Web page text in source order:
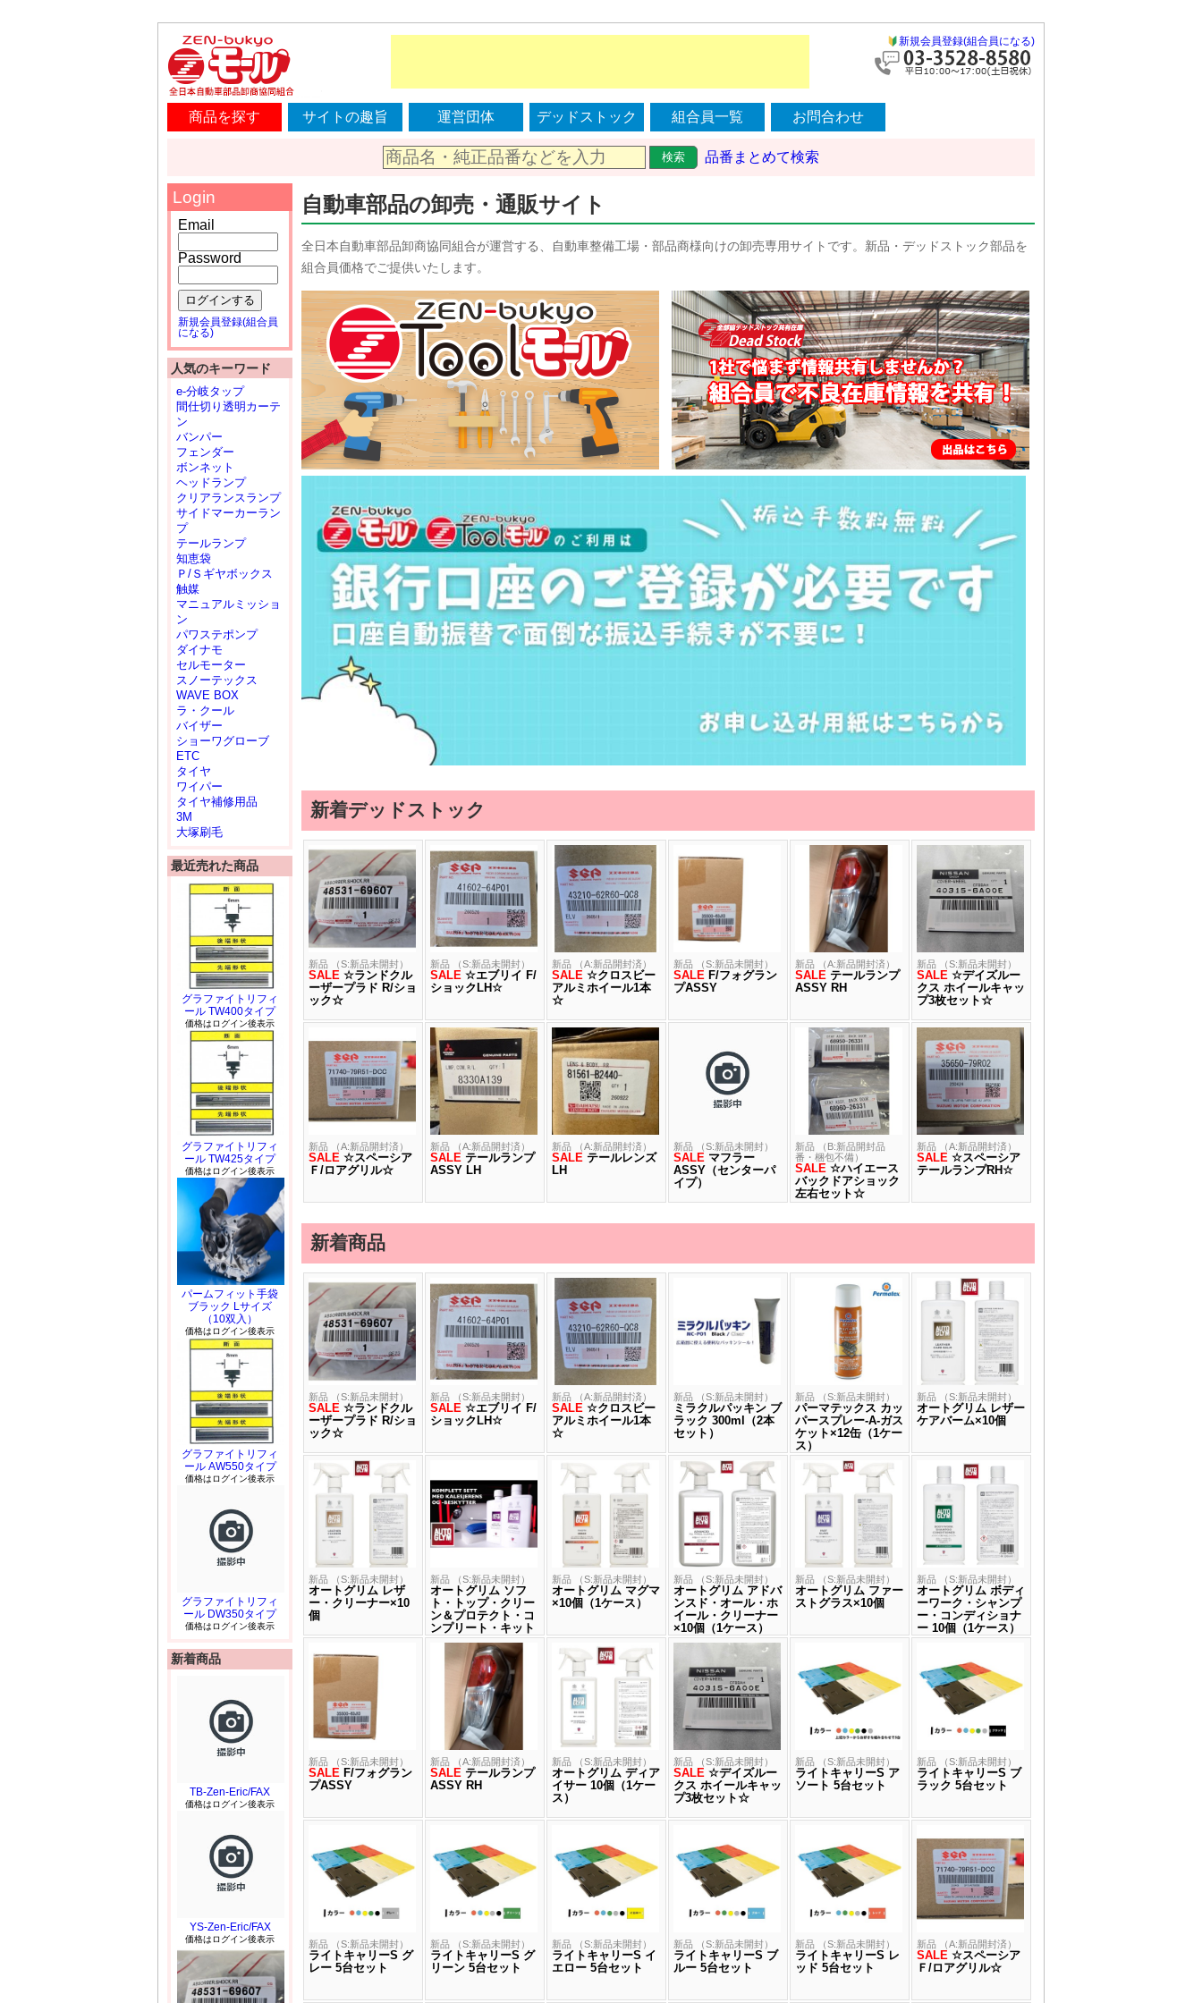
新規会員登録(組合員になる)
商品を探す サイトの趣旨 運営団体 デッドストック 組合員一覧 お問合わせ
検索 品番まとめて検索
自動車部品の卸売・通販サイト
全日本自動車部品卸商協同組合が運営する、自動車整備工場・部品商様向けの卸売専用サイトです。新品・デッドストック部品を
組合員価格でご提供いたします。
新着デッドストック
新品 （S:新品未開封）
SALE ☆ランドクル
ーザープラド R/ショ
ック☆
新品 （S:新品未開封）
SALE ☆エブリイ F/
ショックLH☆
新品 （A:新品開封済）
SALE ☆クロスビー
アルミホイール1本
☆
新品 （S:新品未開封）
SALE F/フォグラン
プASSY
新品 （A:新品開封済）
SALE テールランプ
ASSY RH
新品 （S:新品未開封）
SALE ☆デイズルー
クス ホイールキャッ
プ3枚セット☆
新品 （A:新品開封済）
SALE ☆スペーシア
Ｆ/ロアグリル☆
新品 （A:新品開封済）
SALE テールランプ
ASSY LH
新品 （A:新品開封済）
SALE テールレンズ
LH
新品 （S:新品未開封）
SALE マフラー
ASSY（センターパ
イプ）
新品 （B:新品開封品
番・梱包不備）
SALE ☆ハイエース
バックドアショック
左右セット☆
新品 （A:新品開封済）
SALE ☆スペーシア
テールランプRH☆
新着商品
新品 （S:新品未開封）
SALE ☆ランドクル
ーザープラド R/ショ
ック☆
新品 （S:新品未開封）
SALE ☆エブリイ F/
ショックLH☆
新品 （A:新品開封済）
SALE ☆クロスビー
アルミホイール1本
☆
新品 （S:新品未開封）
ミラクルパッキン ブ
ラック 300ml（2本
セット）
新品 （S:新品未開封）
パーマテックス カッ
パースプレー‐A‐ガス
ケット×12缶（1ケー
ス）
新品 （S:新品未開封）
オートグリム レザー
ケアバーム×10個
新品 （S:新品未開封）
オートグリム レザ
ー・クリーナー×10
個
新品 （S:新品未開封）
オートグリム ソフ
ト・トップ・クリー
ン＆プロテクト・コ
ンプリート・キット
×1個
新品 （S:新品未開封）
オートグリム マグマ
×10個（1ケース）
新品 （S:新品未開封）
オートグリム アドバ
ンスド・オール・ホ
イール・クリーナー
×10個（1ケース）
新品 （S:新品未開封）
オートグリム ファー
ストグラス×10個
新品 （S:新品未開封）
オートグリム ボディ
ーワーク・シャンプ
ー・コンディショナ
ー 10個（1ケース）
新品 （S:新品未開封）
SALE F/フォグラン
プASSY
新品 （A:新品開封済）
SALE テールランプ
ASSY RH
新品 （S:新品未開封）
オートグリム ディア
イサー 10個（1ケー
ス）
新品 （S:新品未開封）
SALE ☆デイズルー
クス ホイールキャッ
プ3枚セット☆
新品 （S:新品未開封）
ライトキャリーS ア
ソート 5台セット
新品 （S:新品未開封）
ライトキャリーS ブ
ラック 5台セット
新品 （S:新品未開封）
ライトキャリーS グ
レー 5台セット
新品 （S:新品未開封）
ライトキャリーS グ
リーン 5台セット
新品 （S:新品未開封）
ライトキャリーS イ
エロー 5台セット
新品 （S:新品未開封）
ライトキャリーS ブ
ルー 5台セット
新品 （S:新品未開封）
ライトキャリーS レ
ッド 5台セット
新品 （A:新品開封済）
SALE ☆スペーシア
Ｆ/ロアグリル☆
Login
Email
Password
ログインする
新規会員登録(組合員
になる)
人気のキーワード
e-分岐タップ
間仕切り透明カーテ
ン
バンパー
フェンダー
ボンネット
ヘッドランプ
クリアランスランプ
サイドマーカーラン
プ
テールランプ
知恵袋
Ｐ/Ｓギヤボックス
触媒
マニュアルミッショ
ン
パワステポンプ
ダイナモ
セルモーター
スノーテックス
WAVE BOX
ラ・クール
バイザー
ショーワグローブ
ETC
タイヤ
ワイパー
タイヤ補修用品
3M
大塚刷毛
最近売れた商品
グラファイトリフィ
ール TW400タイプ
価格はログイン後表示
グラファイトリフィ
ール TW425タイプ
価格はログイン後表示
パームフィット手袋
ブラック Lサイズ
（10双入）
価格はログイン後表示
グラファイトリフィ
ール AW550タイプ
価格はログイン後表示
グラファイトリフィ
ール DW350タイプ
価格はログイン後表示
新着商品
TB-Zen-Eric/FAX
価格はログイン後表示
YS-Zen-Eric/FAX
価格はログイン後表示